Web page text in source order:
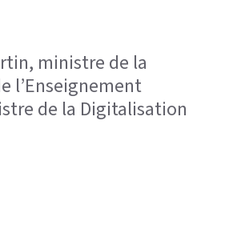
ministre de la
l’Enseignement
de la Digitalisation